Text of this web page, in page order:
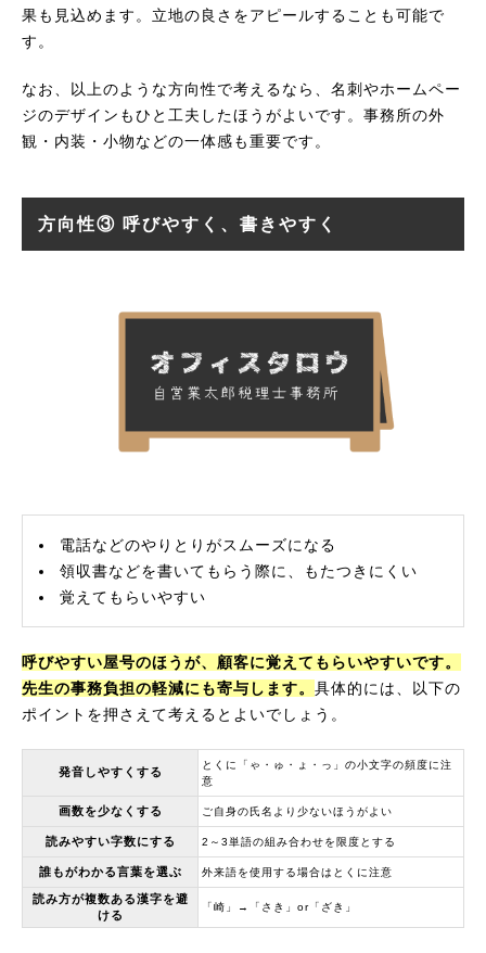
果も見込めます。立地の良さをアピールすることも可能で
す。
なお、以上のような方向性で考えるなら、名刺やホームペー
ジのデザインもひと工夫したほうがよいです。事務所の外
観・内装・小物などの一体感も重要です。
方向性③ 呼びやすく、書きやすく
電話などのやりとりがスムーズになる
領収書などを書いてもらう際に、もたつきにくい
覚えてもらいやすい
呼びやすい屋号のほうが、顧客に覚えてもらいやすいです。
先生の事務負担の軽減にも寄与します。 具体的には、以下の
ポイントを押さえて考えるとよいでしょう。
発音しやすくする
とくに「ゃ・ゅ・ょ・っ」の小文字の頻度に注
意
画数を少なくする ご自身の氏名より少ないほうがよい
読みやすい字数にする 2～3単語の組み合わせを限度とする
誰もがわかる言葉を選ぶ 外来語を使用する場合はとくに注意
読み方が複数ある漢字を避
ける
「崎」→「さき」or「ざき」